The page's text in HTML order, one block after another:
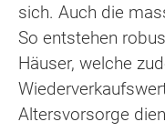
sich. Auch die
So entstehen
Häuser, welche
Altersvorsorge